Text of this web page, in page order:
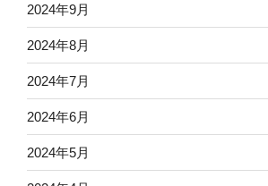
2024年9月
2024年8月
2024年7月
2024年6月
2024年5月